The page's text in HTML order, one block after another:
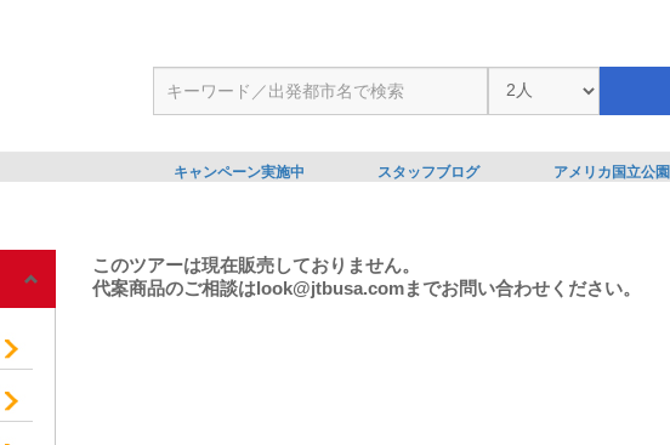
キャンペーン実施中 スタッフブログ アメリカ国立公園
このツアーは現在販売しておりません。
代案商品のご相談はlook@jtbusa.comまでお問い合わせください。